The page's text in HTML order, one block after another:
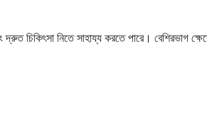
নিতে সাহায্য করতে পারে। বেশিরভাগ